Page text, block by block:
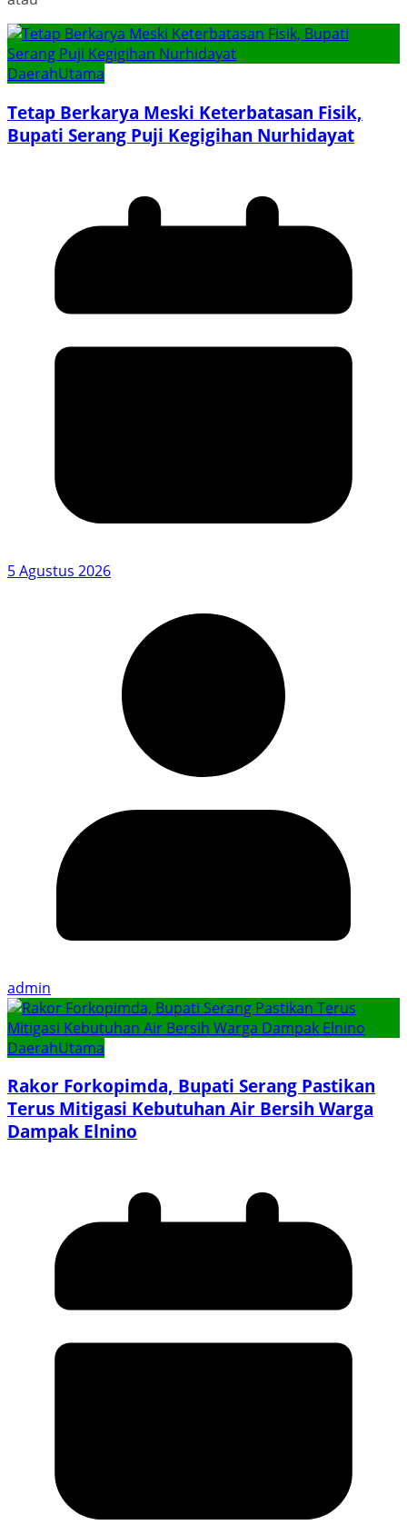
DaerahUtama
Tetap Berkarya Meski Keterbatasan Fisik,
Bupati Serang Puji Kegigihan Nurhidayat
5 Agustus 2026
admin
DaerahUtama
Rakor Forkopimda, Bupati Serang Pastikan
Terus Mitigasi Kebutuhan Air Bersih Warga
Dampak Elnino